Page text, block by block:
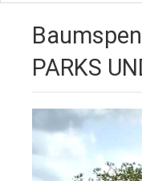
Arbeitsbereiche
Dabeisein
PARKS